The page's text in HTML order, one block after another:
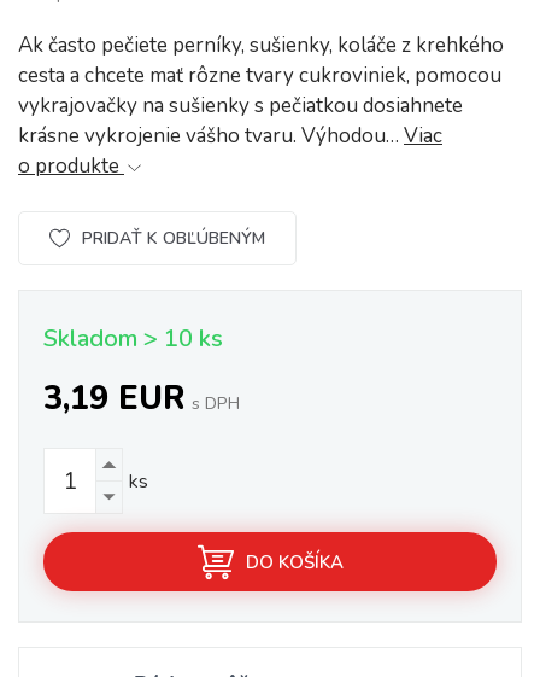
Ak často pečiete perníky, sušienky, koláče z krehkého
cesta a chcete mať rôzne tvary cukroviniek, pomocou
vykrajovačky na sušienky s pečiatkou dosiahnete
krásne vykrojenie vášho tvaru. Výhodou… Viac
o produkte
PRIDAŤ K OBĽÚBENÝM
Skladom > 10 ks
3,19 EUR s DPH
ks
DO KOŠÍKA